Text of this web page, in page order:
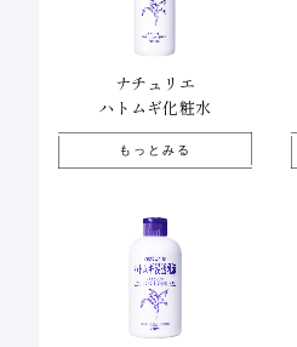
ナチュリエ
ハトムギ化粧水
もっとみる